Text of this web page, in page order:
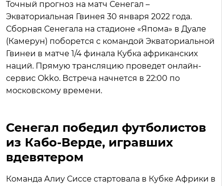
Точный прогноз на матч Сенегал –
Экваториальная Гвинея 30 января 2022 года.
Сборная Сенегала на стадионе «Япома» в Дуале
(Камерун) поборется с командой Экваториальной
Гвинеи в матче 1/4 финала Кубка африканских
наций. Прямую трансляцию проведет онлайн-
сервис Okko. Встреча начнется в 22:00 по
московскому времени.
Сенегал победил футболистов
из Кабо-Верде, игравших
вдевятером
Команда Алиу Сиссе стартовала в Кубке Африки в